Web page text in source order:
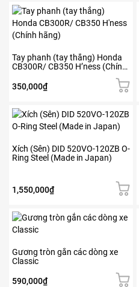
Tay phanh (tay thắng) Honda
CB300R/ CB350 H’ness (Chính
350,000₫
Xích (Sên) DID 520VO-120ZB O-
Ring Steel (Made in Japan)
1,550,000₫
Gương tròn gắn các dòng xe
Classic
590,000₫